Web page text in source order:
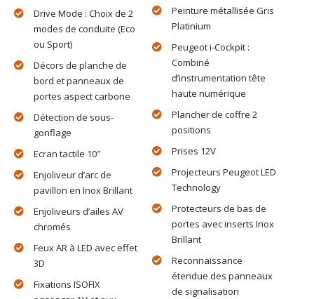
Drive Mode : Choix de 2
modes de conduite (Eco
ou Sport)
Décors de planche de
bord et panneaux de
portes aspect carbone
Détection de sous-
gonflage
Ecran tactile 10″
Enjoliveur d’arc de
pavillon en Inox Brillant
Enjoliveurs d’ailes AV
chromés
Feux AR à LED avec effet
3D
Fixations ISOFIX
Peinture métallisée Gris
Platinium
Peugeot i-Cockpit :
Combiné
d’instrumentation tête
haute numérique
Plancher de coffre 2
positions
Prises 12V
Projecteurs Peugeot LED
Technology
Protecteurs de bas de
portes avec inserts Inox
Brillant
Reconnaissance
étendue des panneaux
de signalisation